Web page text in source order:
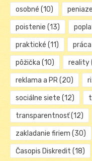
osobné (10) peniaze
poistenie (13)
praktické (11) práca
pôžička (10) reality
reklama a PR(20)
sociálne siete (12)
transparentnosť(12)
zakladanie firiem (30)
Časopis Diskredit (18)